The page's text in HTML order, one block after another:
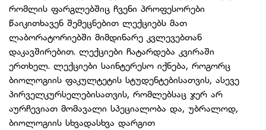
რომლის ფარგლებშიც ჩვენი პროფესორები
წაიკითხავენ შემეცნებით ლექციებს მათ
ლაბორატორიებში მიმდინარე კვლევებთან
დაკავშირებით. ლექციები ჩატარდება კვირაში
ერთხელ. ლექციები საინტერესო იქნება, როგორც
ბიოლოგიის ფაკულტეტის სტუდენტებისათვის, ასევე
პირველკურსელებისათვის, რომლებსაც ჯერ არ
აურჩევიათ მომავალი სპეციალობა და, უბრალოდ,
ბიოლოგიის სხვადასხვა დარგით